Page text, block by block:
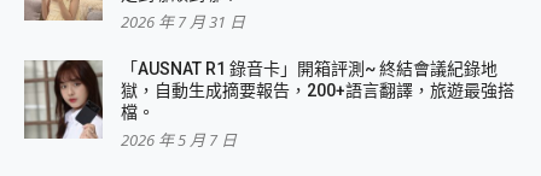
2026 年 7 月 31 日
「AUSNAT R1 錄音卡」開箱評測~ 終結會議紀錄地
獄，自動生成摘要報告，200+語言翻譯，旅遊最強搭
檔。
2026 年 5 月 7 日